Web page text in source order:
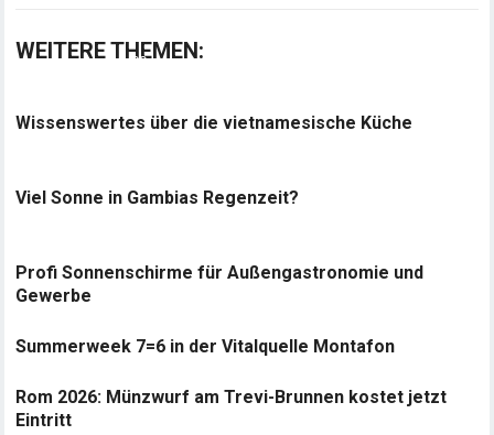
WEITERE THEMEN:
Wissenswertes über die vietnamesische Küche
Viel Sonne in Gambias Regenzeit?
Profi Sonnenschirme für Außengastronomie und
Gewerbe
Summerweek 7=6 in der Vitalquelle Montafon
Rom 2026: Münzwurf am Trevi-Brunnen kostet jetzt
Eintritt